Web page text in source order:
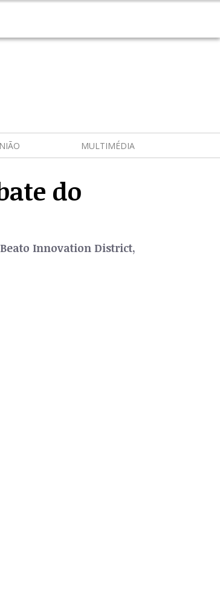
MULTIMÉDIA
do
Innovation District,